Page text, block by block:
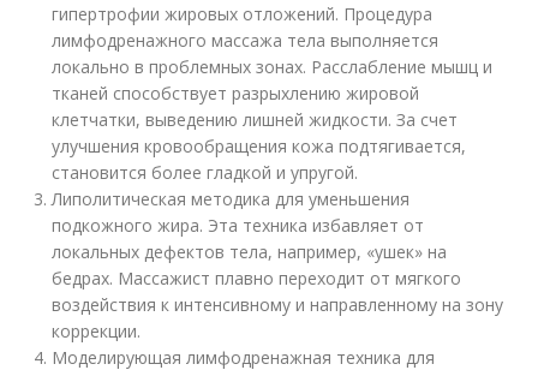
гипертрофии жировых отложений. Процедура
лимфодренажного массажа тела выполняется
локально в проблемных зонах. Расслабление мышц и
тканей способствует разрыхлению жировой
клетчатки, выведению лишней жидкости. За счет
улучшения кровообращения кожа подтягивается,
становится более гладкой и упругой.
Липолитическая методика для уменьшения
подкожного жира. Эта техника избавляет от
локальных дефектов тела, например, «ушек» на
бедрах. Массажист плавно переходит от мягкого
воздействия к интенсивному и направленному на зону
коррекции.
Моделирующая лимфодренажная техника для